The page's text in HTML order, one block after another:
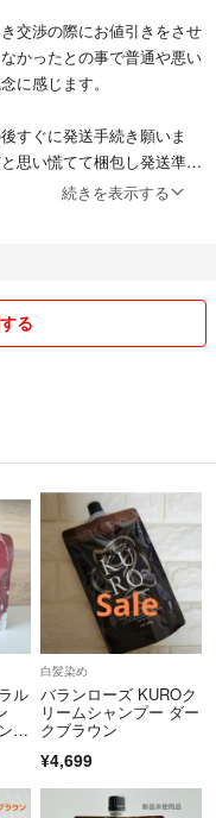
交渉の際にお値引きをさせ
かったとの事で普通や悪い
に感じます。
すぐに発送手続き願いま
思い慌てて梱包し発送準備
た。商品引用のお写真を載
その後どちらでも良いとの
でした。
ちらは良い評価にしまし
為、多少の誤差があります
良いお取り引きを希望しま
で気になる事はご購入前に
続きを表示する
る
ル
】
白髪染め
バランローズ KUROク
リームシャンプー ダー
クブラウン
¥4,699